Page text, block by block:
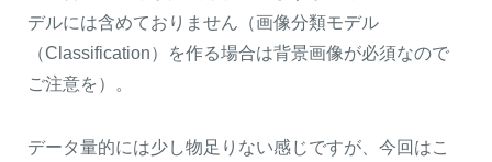
デルには含めておりません（画像分類モデル
（Classification）を作る場合は背景画像が必須なので
ご注意を）。
データ量的には少し物足りない感じですが、今回はこ